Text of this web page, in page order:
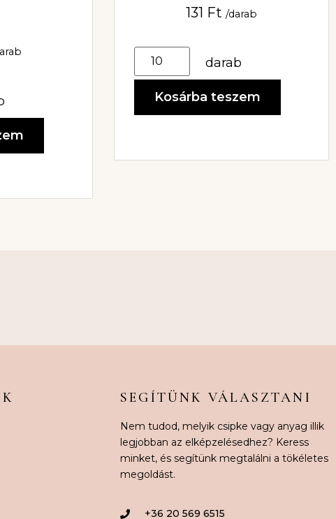
131 Ft /darab
darab
Kosárba teszem
SEGÍTÜNK VÁLASZTANI
Nem tudod, melyik csipke vagy anyag illik
legjobban az elképzelésedhez? Keress
minket, és segítünk megtalálni a tökéletes
megoldást.
+36 20 569 6515